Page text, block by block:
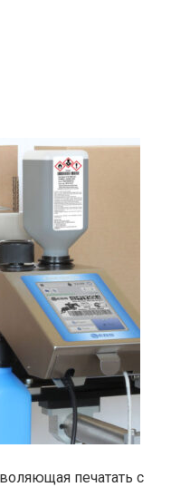
печатать с